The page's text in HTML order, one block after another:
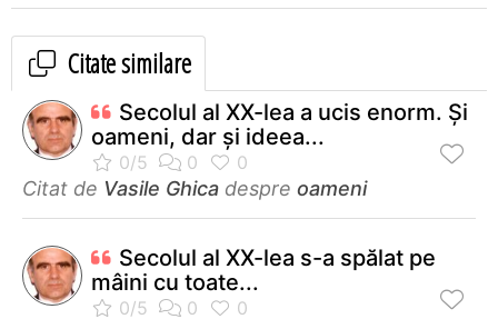
Citate similare
Secolul al XX-lea a ucis enorm. Şi
oameni, dar şi ideea...
Citat de Vasile Ghica despre oameni
Secolul al XX-lea s-a spălat pe
mâini cu toate...